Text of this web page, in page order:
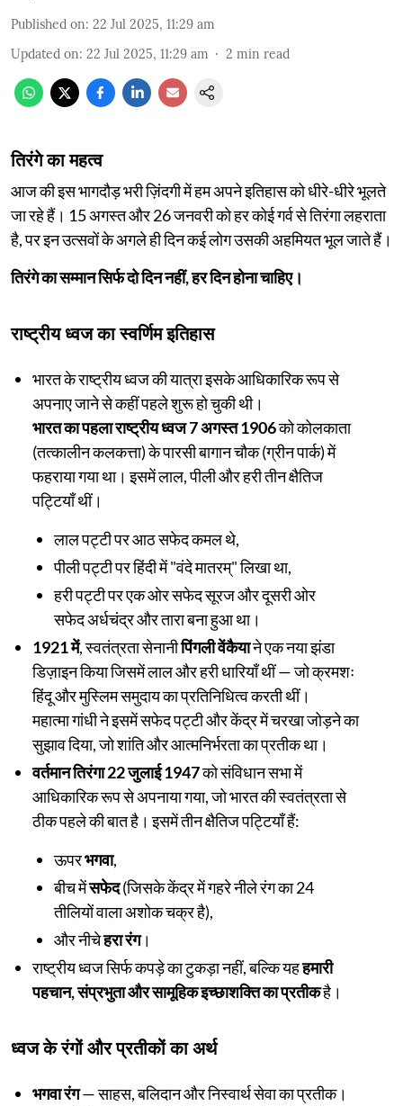
Published on: 22 Jul 2025, 11:29 am
Updated on: 22 Jul 2025, 11:29 am 2 min read
तिरंगे का महत्व
आज की इस भागदौड़ भरी ज़िंदगी में हम अपने इतिहास को धीरे-धीरे भूलते
जा रहे हैं। 15 अगस्त और 26 जनवरी को हर कोई गर्व से तिरंगा लहराता
है, पर इन उत्सवों के अगले ही दिन कई लोग उसकी अहमियत भूल जाते हैं।
तिरंगे का सम्मान सिर्फ दो दिन नहीं, हर दिन होना चाहिए।
राष्ट्रीय ध्वज का स्वर्णिम इतिहास
भारत के राष्ट्रीय ध्वज की यात्रा इसके आधिकारिक रूप से
अपनाए जाने से कहीं पहले शुरू हो चुकी थी।
भारत का पहला राष्ट्रीय ध्वज 7 अगस्त 1906को कोलकाता
(तत्कालीन कलकत्ता) के पारसी बागान चौक (ग्रीन पार्क) में
फहराया गया था। इसमें लाल, पीली और हरी तीन क्षैतिज
पट्टियाँ थीं।
लाल पट्टी पर आठ सफेद कमल थे,
पीली पट्टी पर हिंदी में "वंदे मातरम्" लिखा था,
हरी पट्टी पर एक ओर सफेद सूरज और दूसरी ओर
सफेद अर्धचंद्र और तारा बना हुआ था।
1921 में, स्वतंत्रता सेनानीपिंगली वेंकैयाने एक नया झंडा
डिज़ाइन किया जिसमें लाल और हरी धारियाँ थीं — जो क्रमशः
हिंदू और मुस्लिम समुदाय का प्रतिनिधित्व करती थीं।
महात्मा गांधी ने इसमें सफेद पट्टी और केंद्र में चरखा जोड़ने का
सुझाव दिया, जो शांति और आत्मनिर्भरता का प्रतीक था।
वर्तमान तिरंगा 22 जुलाई 1947को संविधान सभा में
आधिकारिक रूप से अपनाया गया, जो भारत की स्वतंत्रता से
ठीक पहले की बात है। इसमें तीन क्षैतिज पट्टियाँ हैं:
ऊपरभगवा,
बीच मेंसफेद(जिसके केंद्र में गहरे नीले रंग का 24
तीलियों वाला अशोक चक्र है),
और नीचेहरा रंग।
राष्ट्रीय ध्वज सिर्फ कपड़े का टुकड़ा नहीं, बल्कि यहहमारी
पहचान, संप्रभुता और सामूहिक इच्छाशक्ति का प्रतीकहै।
ध्वज के रंगों और प्रतीकों का अर्थ
भगवा रंग— साहस, बलिदान और निस्वार्थ सेवा का प्रतीक।